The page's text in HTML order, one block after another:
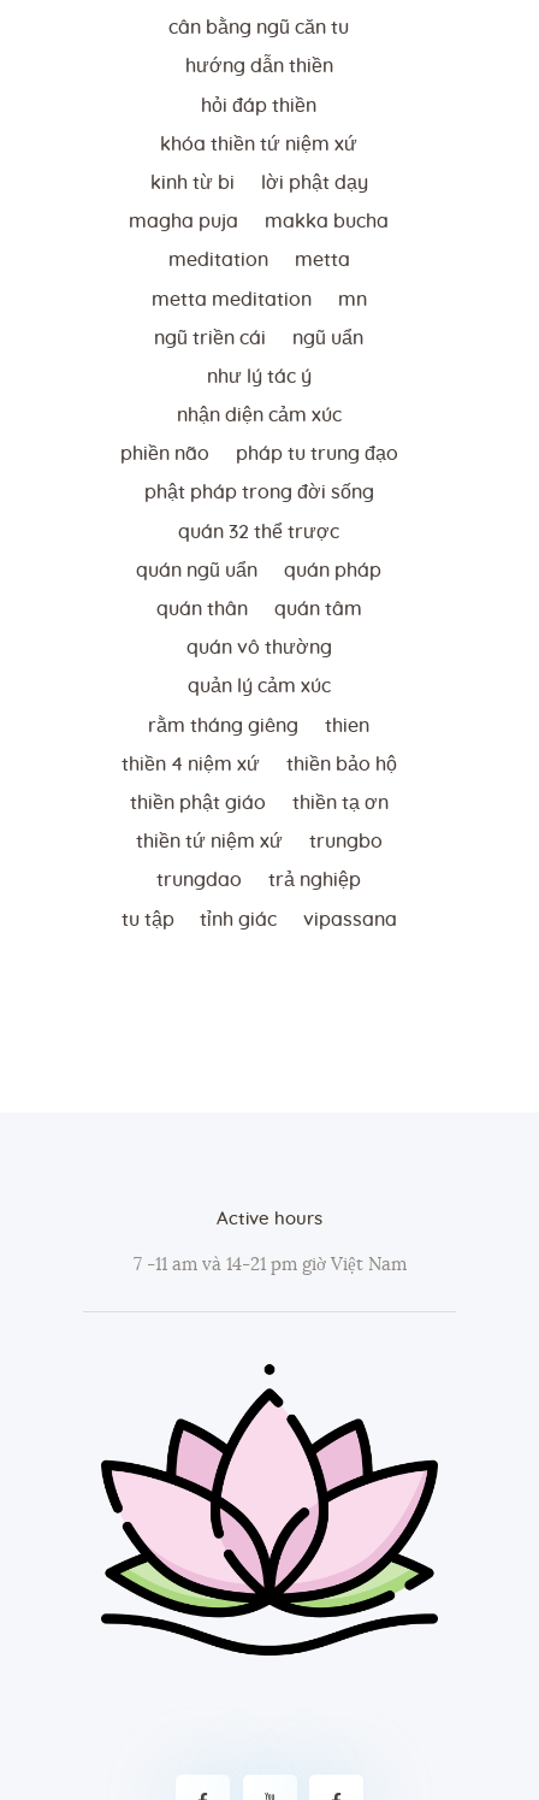
cân bằng ngũ căn tu
hướng dẫn thiền
hỏi đáp thiền
khóa thiền tứ niệm xứ
kinh từ bi lời phật dạy
magha puja makka bucha
meditation metta
metta meditation mn
ngũ triền cái ngũ uẩn
như lý tác ý
nhận diện cảm xúc
phiền não pháp tu trung đạo
phật pháp trong đời sống
quán 32 thể trược
quán ngũ uẩn quán pháp
quán thân quán tâm
quán vô thường
quản lý cảm xúc
rằm tháng giêng thien
thiền 4 niệm xứ thiền bảo hộ
thiền phật giáo thiền tạ ơn
thiền tứ niệm xứ trungbo
trungdao trả nghiệp
tu tập tỉnh giác vipassana
Active hours
7 -11 am và 14-21 pm giờ Việt Nam